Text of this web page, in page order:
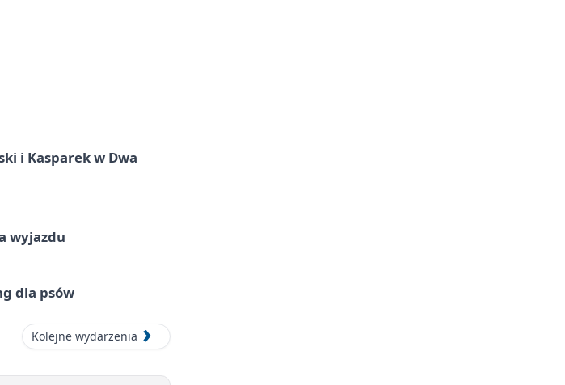
i Kasparek w Dwa
wyjazdu
dla psów
Kolejne wydarzenia